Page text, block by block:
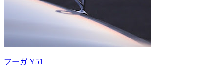
フーガ Y51